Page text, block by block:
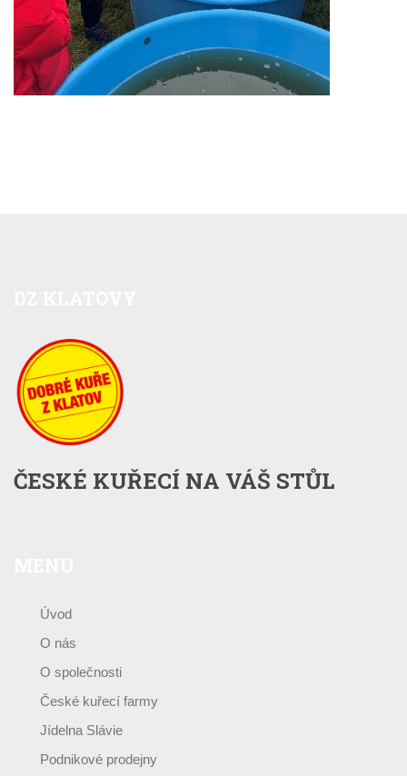
ČESKÉ KUŘECÍ NA VÁŠ STŮL
Úvod
O nás
O společnosti
České kuřecí farmy
Jídelna Slávie
Podnikové prodejny